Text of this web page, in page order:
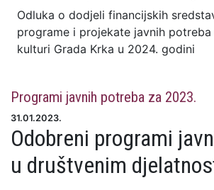
Odluka o dodjeli financijskih
programe i projekate javnih potreba
kulturi Grada Krka u 2024. godini
Programi javnih potreba za 2023.
31.01.2023.
Odobreni programi
u društvenim